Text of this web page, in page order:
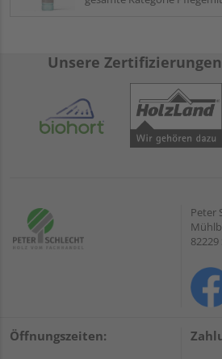
Unsere
Peter
82229
Öffnungszeiten: